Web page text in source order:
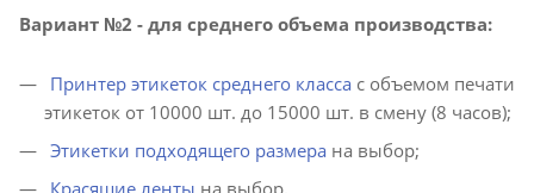
Вариант №2 - для среднего объема производства:
Принтер этикеток среднего класса с объемом печати
этикеток от 10000 шт. до 15000 шт. в смену (8 часов);
Этикетки подходящего размера на выбор;
Красящие ленты на выбор.